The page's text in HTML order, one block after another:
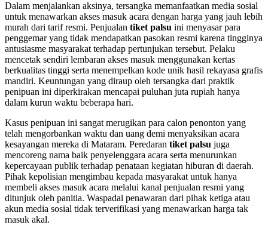
Dalam menjalankan aksinya, tersangka memanfaatkan media sosial
untuk menawarkan akses masuk acara dengan harga yang jauh lebih
murah dari tarif resmi. Penjualan tiket palsu ini menyasar para
penggemar yang tidak mendapatkan pasokan resmi karena tingginya
antusiasme masyarakat terhadap pertunjukan tersebut. Pelaku
mencetak sendiri lembaran akses masuk menggunakan kertas
berkualitas tinggi serta menempelkan kode unik hasil rekayasa grafis
mandiri. Keuntungan yang diraup oleh tersangka dari praktik
penipuan ini diperkirakan mencapai puluhan juta rupiah hanya
dalam kurun waktu beberapa hari.
Kasus penipuan ini sangat merugikan para calon penonton yang
telah mengorbankan waktu dan uang demi menyaksikan acara
kesayangan mereka di Mataram. Peredaran tiket palsu juga
mencoreng nama baik penyelenggara acara serta menurunkan
kepercayaan publik terhadap penataan kegiatan hiburan di daerah.
Pihak kepolisian mengimbau kepada masyarakat untuk hanya
membeli akses masuk acara melalui kanal penjualan resmi yang
ditunjuk oleh panitia. Waspadai penawaran dari pihak ketiga atau
akun media sosial tidak terverifikasi yang menawarkan harga tak
masuk akal.